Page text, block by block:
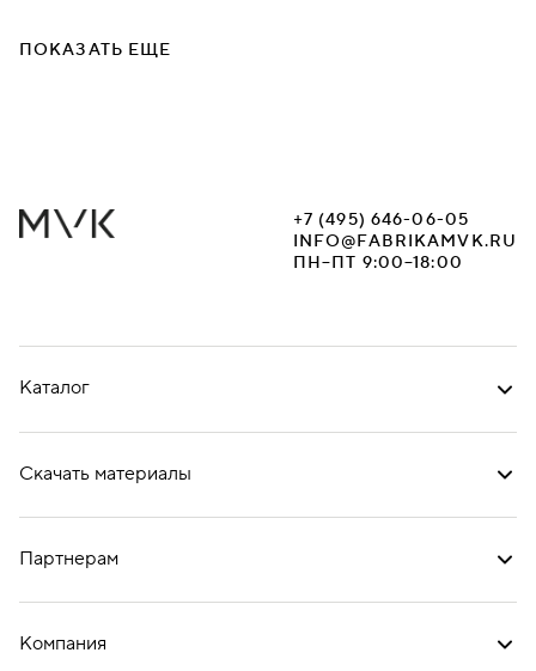
ПОКАЗАТЬ ЕЩЕ
+7 (495) 646-06-05
INFO@FABRIKAMVK.RU
ПН–ПТ 9:00–18:00
Каталог
Скачать материалы
Партнерам
Компания